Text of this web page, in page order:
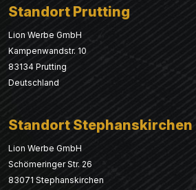
Standort Prutting
Lion Werbe GmbH
Kampenwandstr. 10
83134 Prutting
Deutschland
Standort Stephanskirchen
Lion Werbe GmbH
Schömeringer Str. 26
83071 Stephanskirchen